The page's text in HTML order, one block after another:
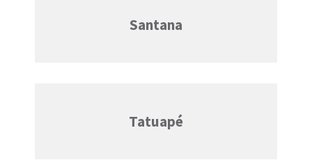
Santana
Tatuapé